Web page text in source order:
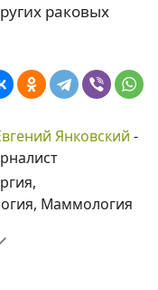
раковых
Янковский -
Маммология